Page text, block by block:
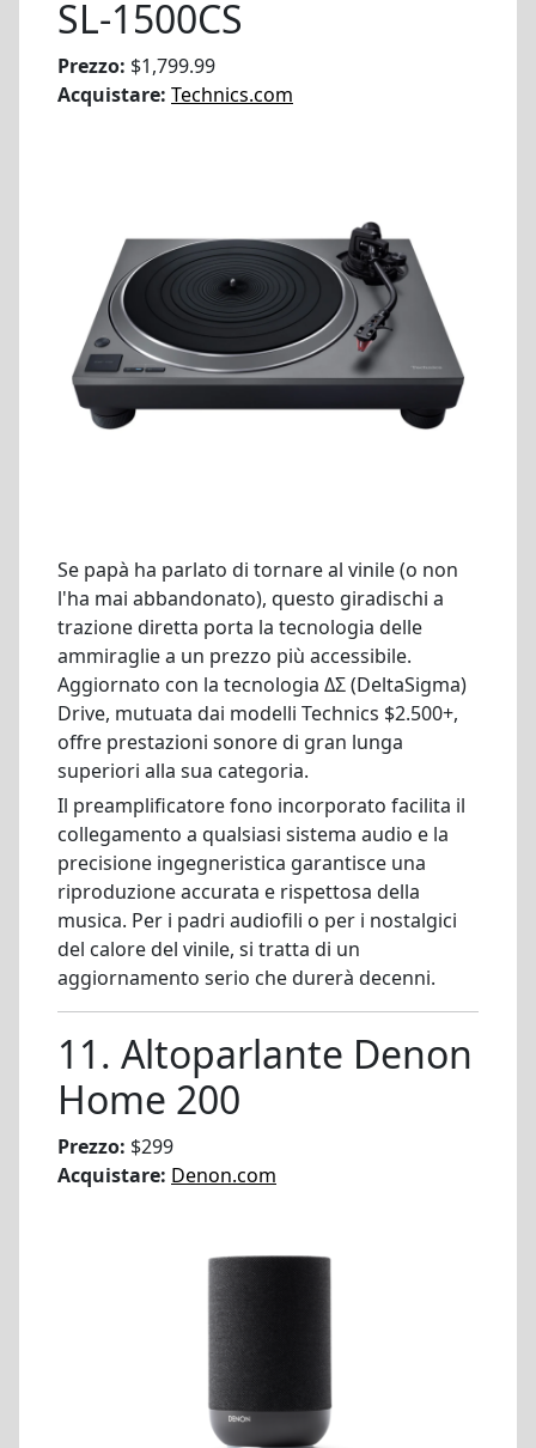
SL-1500CS
Prezzo: $1,799.99
Acquistare: Technics.com
Se papà ha parlato di tornare al vinile (o non
l'ha mai abbandonato), questo giradischi a
trazione diretta porta la tecnologia delle
ammiraglie a un prezzo più accessibile.
Aggiornato con la tecnologia ΔΣ (DeltaSigma)
Drive, mutuata dai modelli Technics $2.500+,
offre prestazioni sonore di gran lunga
superiori alla sua categoria.
Il preamplificatore fono incorporato facilita il
collegamento a qualsiasi sistema audio e la
precisione ingegneristica garantisce una
riproduzione accurata e rispettosa della
musica. Per i padri audiofili o per i nostalgici
del calore del vinile, si tratta di un
aggiornamento serio che durerà decenni.
11. Altoparlante Denon
Home 200
Prezzo: $299
Acquistare: Denon.com